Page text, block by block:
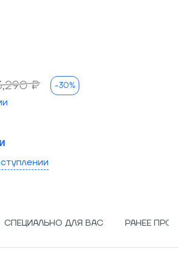
₽ -30%
СПЕЦИАЛЬНО ДЛЯ ВАС РАНЕЕ